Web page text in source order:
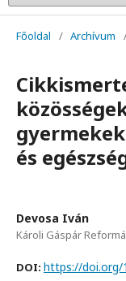
Főoldal / Archívum
és
Devosa Iván
Károli Gáspár
DOI: https://doi.org/